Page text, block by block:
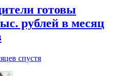
готовы
рублей в месяц
спустя